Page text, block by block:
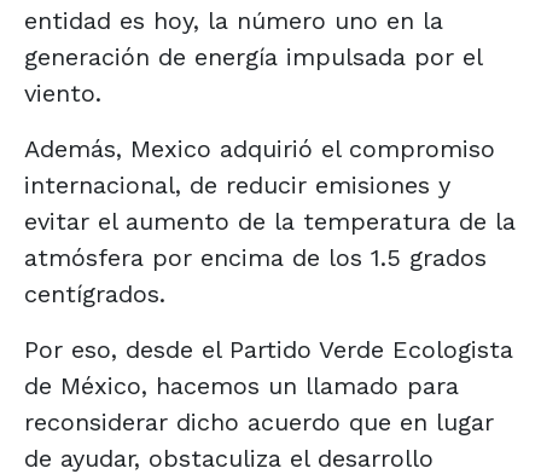
entidad es hoy, la número uno en la
generación de energía impulsada por el
viento.
Además, Mexico adquirió el compromiso
internacional, de reducir emisiones y
evitar el aumento de la temperatura de la
atmósfera por encima de los 1.5 grados
centígrados.
Por eso, desde el Partido Verde Ecologista
de México, hacemos un llamado para
reconsiderar dicho acuerdo que en lugar
de ayudar, obstaculiza el desarrollo